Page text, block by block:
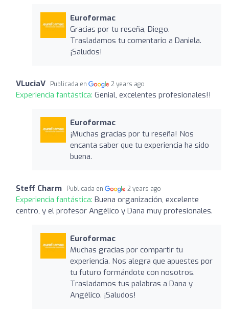
Euroformac
Gracias por tu reseña, Diego.
Trasladamos tu comentario a Daniela.
¡Saludos!
VLuciaV Publicada en 2 years ago
Experiencia fantástica: Genial, excelentes profesionales!!
Euroformac
¡Muchas gracias por tu reseña! Nos
encanta saber que tu experiencia ha sido
buena.
Steff Charm Publicada en 2 years ago
Experiencia fantástica: Buena organización, excelente
centro, y el profesor Angélico y Dana muy profesionales.
Euroformac
Muchas gracias por compartir tu
experiencia. Nos alegra que apuestes por
tu futuro formándote con nosotros.
Trasladamos tus palabras a Dana y
Angélico. ¡Saludos!